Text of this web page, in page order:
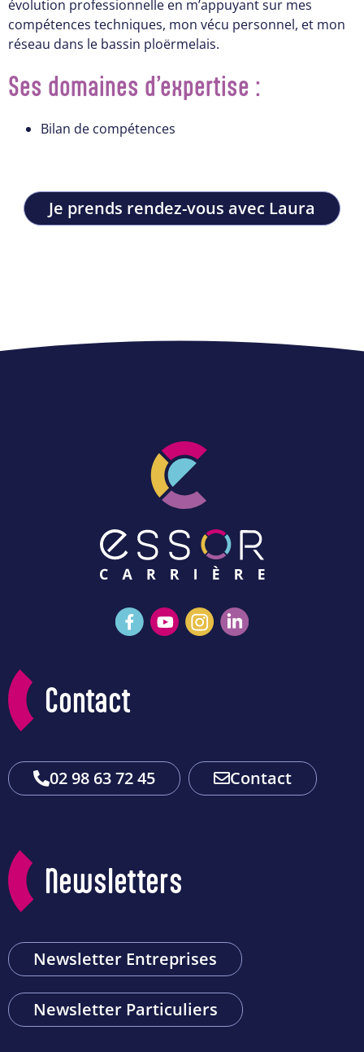
évolution professionnelle en m’appuyant sur mes
compétences techniques, mon vécu personnel, et mon
réseau dans le bassin ploërmelais.
Ses domaines d’expertise :
Bilan de compétences
Je prends rendez-vous avec Laura
Contact
02 98 63 72 45 Contact
Newsletters
Newsletter Entreprises
Newsletter Particuliers